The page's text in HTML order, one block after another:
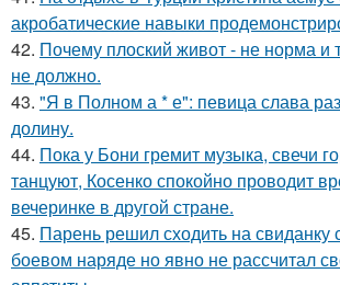
акробатические навыки
42. Почему плоский живот - не норма и
не должно.
43. "Я в Полном а * е": певица слава
долину.
44. Пока у Бони гремит музыка, свечи
танцуют, Косенко спокойно проводит
вечеринке в другой стране.
45. Парень решил сходить на
боевом наряде но явно не рассчитал